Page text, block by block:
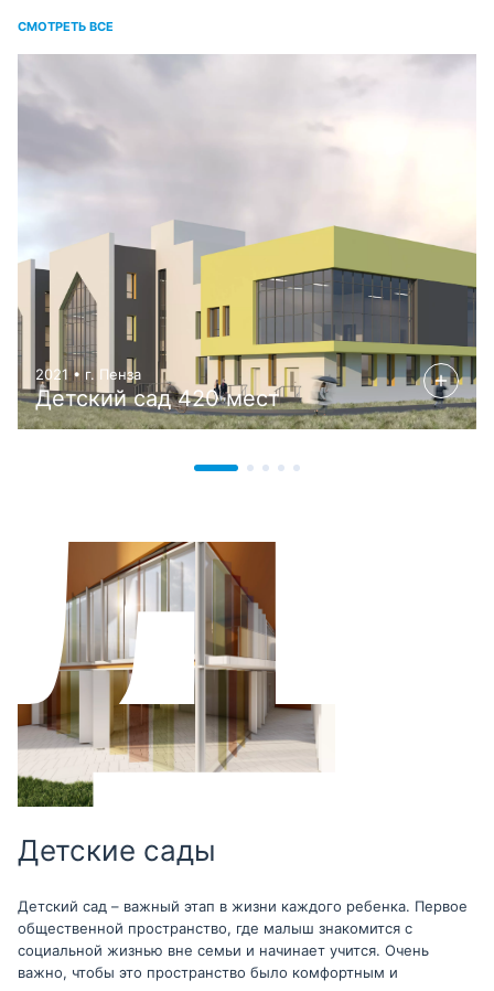
СМОТРЕТЬ ВСЕ
2021 • г. Пенза
Детский сад 420 мест
Детские сады
Детский сад – важный этап в жизни каждого ребенка. Первое
общественной пространство, где малыш знакомится с
социальной жизнью вне семьи и начинает учится. Очень
важно, чтобы это пространство было комфортным и